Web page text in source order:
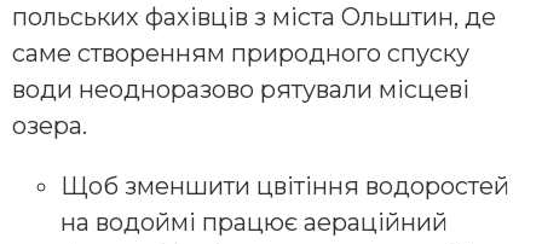
польських фахівців з міста Ольштин, де
саме створенням природного спуску
води неодноразово рятували місцеві
озера.
Щоб зменшити цвітіння водоростей
на водоймі працює аераційний